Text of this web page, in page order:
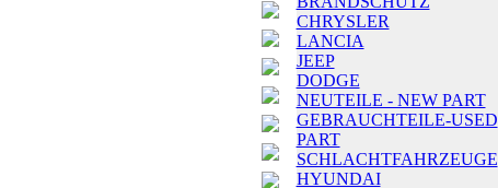
CHRYSLER
LANCIA
JEEP
DODGE
NEUTEILE - NEW PART
GEBRAUCHTEILE-USED
PART
SCHLACHTFAHRZEUGE
HYUNDAI